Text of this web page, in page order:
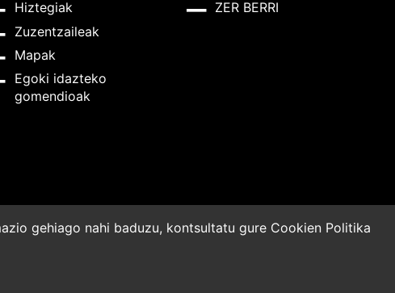
Hiztegiak
Zuzentzaileak
Mapak
Egoki idazteko
gomendioak
ZER BERRI
gehiago nahi baduzu, kontsultatu gure Cookien Politika